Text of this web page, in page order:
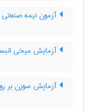
آزمون نیمه صنعتی
آزمایش میخی
آزمایش سوزن بر